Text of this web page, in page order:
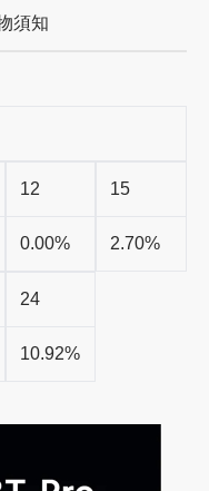
須知
12
0.00%
15
2.70%
24
10.92%